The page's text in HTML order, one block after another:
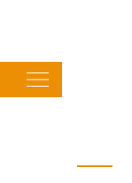
navigation